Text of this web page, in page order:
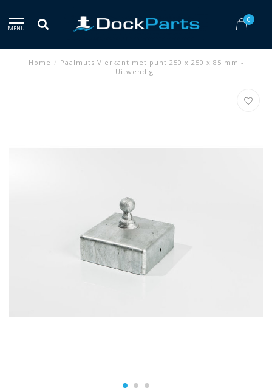
MENU
0
Home / Paalmuts Vierkant met punt 250 x 250 x 85 mm -
Uitwendig